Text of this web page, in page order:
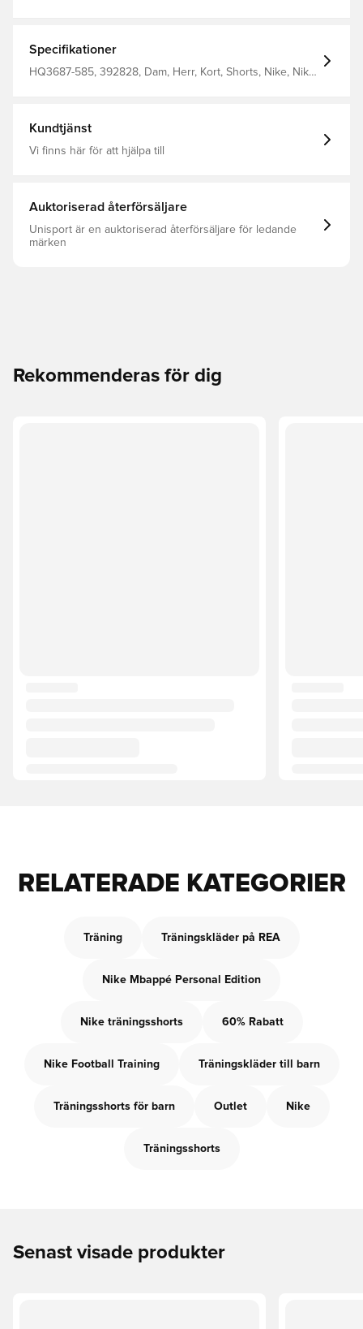
och mesh runt fållen bidrar till ökad andningsförmåga
100% polyester
Specifikationer
HQ3687-585, 392828, Dam, Herr, Kort, Shorts, Nike, Nike
Kundtjänst
Vi finns här för att hjälpa till
Auktoriserad återförsäljare
Unisport är en auktoriserad återförsäljare för ledande
märken
Rekommenderas för dig
RELATERADE KATEGORIER
Träning Träningskläder på REA
Nike Mbappé Personal Edition
Nike träningsshorts 60% Rabatt
Nike Football Training Träningskläder till barn
Träningsshorts för barn Outlet Nike
Träningsshorts
Senast visade produkter